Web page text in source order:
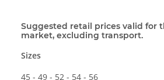
Suggested retail prices valid for
market, excluding transport.
Sizes
45 - 49 - 52 - 54 - 56